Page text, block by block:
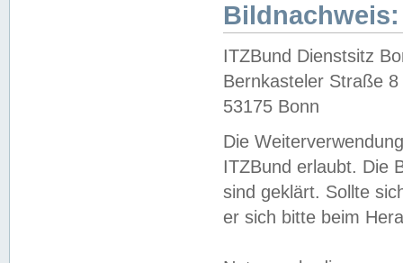
Bildnachweis:
ITZBund Dienstsitz
Bernkasteler Straße 8
53175 Bonn
Die
ITZBund erlaubt. Die
sind geklärt. Sollte
er sich bitte beim